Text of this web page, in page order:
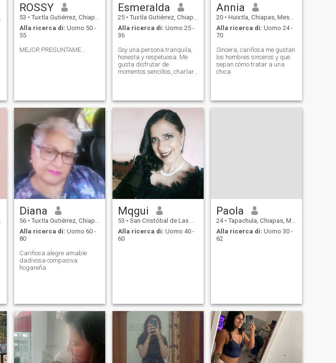
ROSSY
53 • Tuxtla Gutiérrez, Chiapas, Messico
Alla ricerca di: Uomo 50 -
55
MEJOR PREGUNTAME...
Esmeralda
25 • Tuxtla Gutiérrez, Chiapas, Messico
Alla ricerca di: Uomo 25 -
36
Soy una persona tranquila,
honesta y respetuosa. Me
gusta disfrutar de
momentos sencillos, charlar
Annia
20 • Huixtla, Chiapas, Messico
Alla ricerca di: Uomo 24 -
70
Sincera, cariñosa me gustan
los hombres sinceros y que
sepan cómo tratar a una
chica
Diana
56 • Tuxtla Gutiérrez, Chiapas, Messico
Alla ricerca di: Uomo 60 -
80
Cariñosa alegre amable
dadivosa compasiva
hogareña
Mqgui
53 • San Cristóbal de Las Casas, Chiapas, Messico
Alla ricerca di: Uomo 40 -
60
Paola
24 • Tapachula, Chiapas, Messico
Alla ricerca di: Uomo 30 -
62